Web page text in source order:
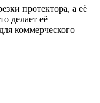
протектора, а её
делает её
коммерческого